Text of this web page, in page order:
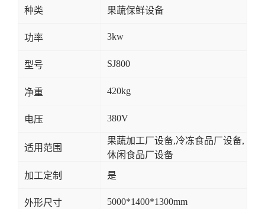
种类 果蔬保鲜设备
功率 3kw
型号 SJ800
净重 420kg
电压 380V
适用范围
果蔬加工厂设备,冷冻食品厂设备,
休闲食品厂设备
加工定制 是
外形尺寸 5000*1400*1300mm